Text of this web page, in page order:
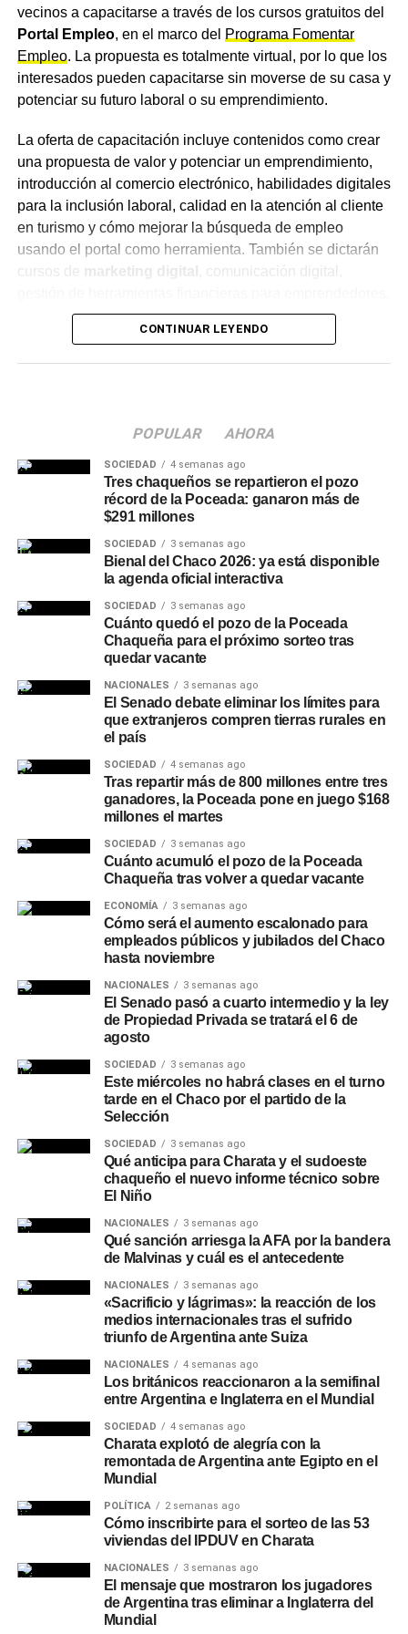
Confirmación de la dirección
del colegio
La directora de laEscuela Agropecuariade Charata,
este año de la Estudiantina Municipal. Aranda aclaró que
el comunicado difundido fue elaborado por los propios
alumnos y que la institución notificó formalmente al
Municipiosobre la decisión adoptada.
Desde la institución pidieron que la determinación sea
responsabilidad y pensando en el bienestar de los
propios estudiantes.
vecinos a capacitarse a través de los cursos gratuitos del
Portal Empleo, en el marco del Programa Fomentar
Empleo. La propuesta es totalmente virtual, por lo que los
interesados pueden capacitarse sin moverse de su casa y
potenciar su futuro laboral o su emprendimiento.
La oferta de capacitación incluye contenidos como crear
una propuesta de valor y potenciar un emprendimiento,
introducción al comercio electrónico, habilidades digitales
para la inclusión laboral, calidad en la atención al cliente
en turismo y cómo mejorar la búsqueda de empleo
usando el portal como herramienta. También se dictarán
marketing digital
, comunicación digital,
trabajo digital en entornos colaborativos y refacciones
24 de agosto
Lasinscripcionesa los cursos gratuitos permanecen
abiertas hasta el 24 de agosto, con cupos limitados para
cada capacitación. Desde el Municipio remarcaron que
se trata de una oportunidad para sumar herramientas
digitales y financieras que faciliten tanto la búsqueda de
empleo como el desarrollo de un emprendimiento propio.
Quienes necesiten información o ayuda para completar el
trámite pueden acercarse a laOficina de Empleo
, ubicada en el CEEC, sobre la ruta 89, en el
acciones que impulsa elMunicipiode Charata junto a la
Secretaría de Trabajo, Empleo y Seguridad Social de la
Nación para fortalecer la inserción laboral en la región.
noticias de CharataenCharataChaco.Net.
CONTINUAR LEYENDO
POPULAR AHORA
SOCIEDAD 4 semanas ago
Tres chaqueños se repartieron el pozo
récord de la Poceada: ganaron más de
$291 millones
SOCIEDAD 3 semanas ago
Bienal del Chaco 2026: ya está disponible
la agenda oficial interactiva
SOCIEDAD 3 semanas ago
Cuánto quedó el pozo de la Poceada
Chaqueña para el próximo sorteo tras
quedar vacante
NACIONALES 3 semanas ago
El Senado debate eliminar los límites para
que extranjeros compren tierras rurales en
el país
SOCIEDAD 4 semanas ago
Tras repartir más de 800 millones entre tres
ganadores, la Poceada pone en juego $168
millones el martes
SOCIEDAD 3 semanas ago
Cuánto acumuló el pozo de la Poceada
Chaqueña tras volver a quedar vacante
ECONOMÍA 3 semanas ago
Cómo será el aumento escalonado para
empleados públicos y jubilados del Chaco
hasta noviembre
NACIONALES 3 semanas ago
El Senado pasó a cuarto intermedio y la ley
de Propiedad Privada se tratará el 6 de
agosto
SOCIEDAD 3 semanas ago
Este miércoles no habrá clases en el turno
tarde en el Chaco por el partido de la
Selección
SOCIEDAD 3 semanas ago
Qué anticipa para Charata y el sudoeste
chaqueño el nuevo informe técnico sobre
El Niño
NACIONALES 3 semanas ago
Qué sanción arriesga la AFA por la bandera
de Malvinas y cuál es el antecedente
NACIONALES 3 semanas ago
«Sacrificio y lágrimas»: la reacción de los
medios internacionales tras el sufrido
triunfo de Argentina ante Suiza
NACIONALES 4 semanas ago
Los británicos reaccionaron a la semifinal
entre Argentina e Inglaterra en el Mundial
SOCIEDAD 4 semanas ago
Charata explotó de alegría con la
remontada de Argentina ante Egipto en el
Mundial
POLÍTICA 2 semanas ago
Cómo inscribirte para el sorteo de las 53
viviendas del IPDUV en Charata
NACIONALES 3 semanas ago
El mensaje que mostraron los jugadores
de Argentina tras eliminar a Inglaterra del
Mundial